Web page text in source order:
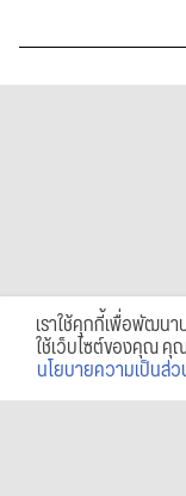
เราใช้คุกกี้เพื่อพัฒน
ใช้เว็บไซต์ของคุณ คุ
นโยบายความเป็นส่